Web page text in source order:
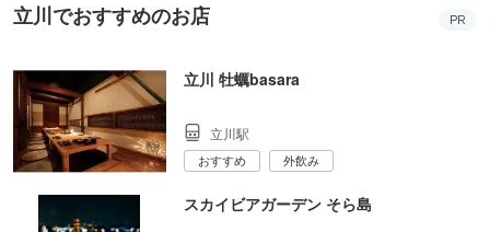
立川でおすすめのお店 PR
立川 牡蠣basara
立川駅
おすすめ 外飲み
スカイビアガーデン そら島